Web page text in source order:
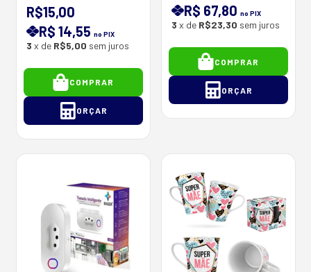
R$15,00
R$ 14,55no PIX
3 x de R$5,00 sem juros
COMPRAR
ORÇAR
R$ 67,80no PIX
3 x de R$23,30 sem juros
COMPRAR
ORÇAR